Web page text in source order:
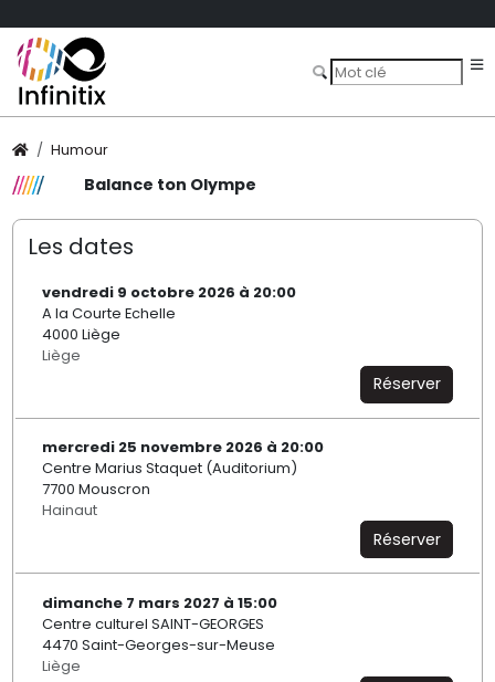
Humour
Balance ton Olympe
Les dates
vendredi 9 octobre 2026 à 20:00
A la Courte Echelle
4000 Liège
Liège
Réserver
mercredi 25 novembre 2026 à 20:00
Centre Marius Staquet (Auditorium)
7700 Mouscron
Hainaut
Réserver
dimanche 7 mars 2027 à 15:00
Centre culturel SAINT-GEORGES
4470 Saint-Georges-sur-Meuse
Liège